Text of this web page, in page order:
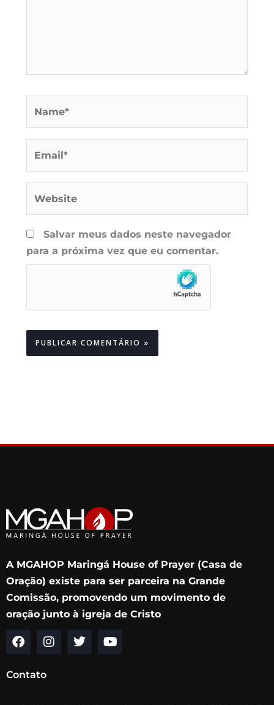
Salvar meus dados neste navegador
para a próxima vez que eu comentar.
A MGAHOP Maringá House of Prayer (Casa de
Oração) existe para ser parceira na Grande
Comissão, promovendo um movimento de
oração junto à igreja de Cristo
F
c
I
T
Y
Contato